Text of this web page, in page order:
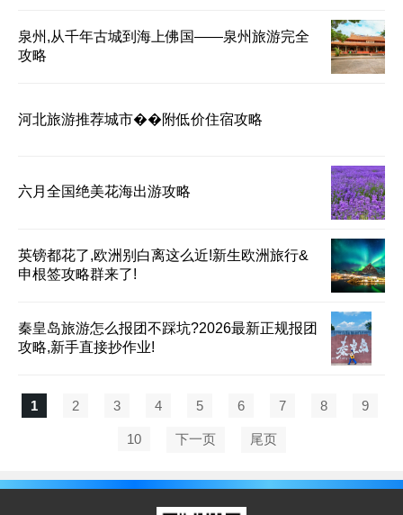
泉州,从千年古城到海上佛国——泉州旅游完全
攻略
河北旅游推荐城市��️附低价住宿攻略️
六月全国绝美花海出游攻略
英镑都花了,欧洲别白离这么近!新生欧洲旅行&
申根签攻略群来了!
秦皇岛旅游怎么报团不踩坑?2026最新正规报团
攻略,新手直接抄作业!
1 2 3 4 5 6 7 8 9
10 下一页 尾页